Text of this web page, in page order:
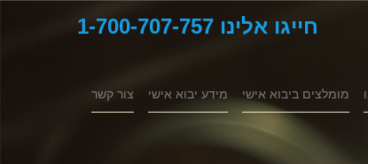
חייגו אלינו 1-700-707-757
מומלצים ביבוא אישי מידע יבוא אישי צור קשר